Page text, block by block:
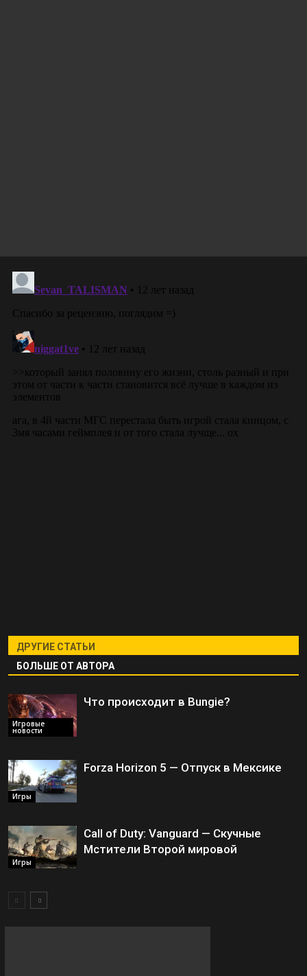
ДРУГИЕ СТАТЬИ
БОЛЬШЕ ОТ АВТОРА
Игровые
новости
Что происходит в Bungie?
Игры
Forza Horizon 5 — Отпуск в Мексике
Игры
Call of Duty: Vanguard — Скучные
Мстители Второй мировой